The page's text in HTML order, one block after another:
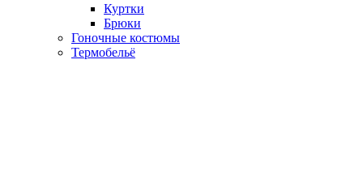
Куртки
Брюки
Гоночные костюмы
Термобельё